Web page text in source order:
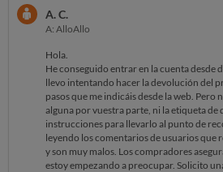
Dado que el fallo ha surgido nada mas
de inmediato. Lo compraré en otro sitio
A. C.
A: AlloAllo
Hola.
He conseguido entrar en la cuenta desde
llevo intentando hacer la devolución del
pasos que me indicáis desde la web. Pero
alguna por vuestra parte, ni la etiqueta de
instrucciones para llevarlo al punto de
leyendo los comentarios de usuarios que
y son muy malos. Los compradores
estoy empezando a preocupar. Solicito